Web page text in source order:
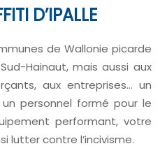
D’IPALLE
de Wallonie picarde
Hainaut, mais aussi aux
aux entreprises… un
personnel formé pour le
performant, votre
lutter contre l’incivisme.